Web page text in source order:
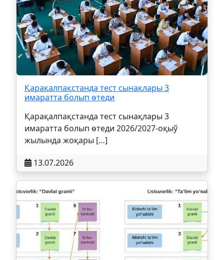
Қарақалпақстанда тест сынақлары 3
имаратта болып өтеди
Қарақалпақстанда тест сынақлары 3
имаратта болып өтеди 2026/2027-оқыў
жылында жоқары […]
13.07.2026